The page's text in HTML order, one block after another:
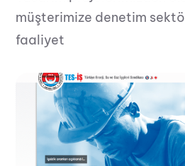
müşterimize denetim
faaliyet